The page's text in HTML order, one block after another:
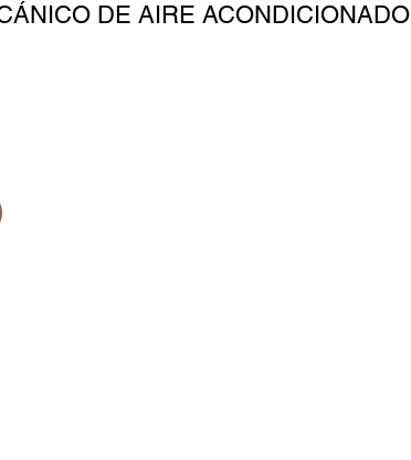
DE AIRE ACONDICIONADO